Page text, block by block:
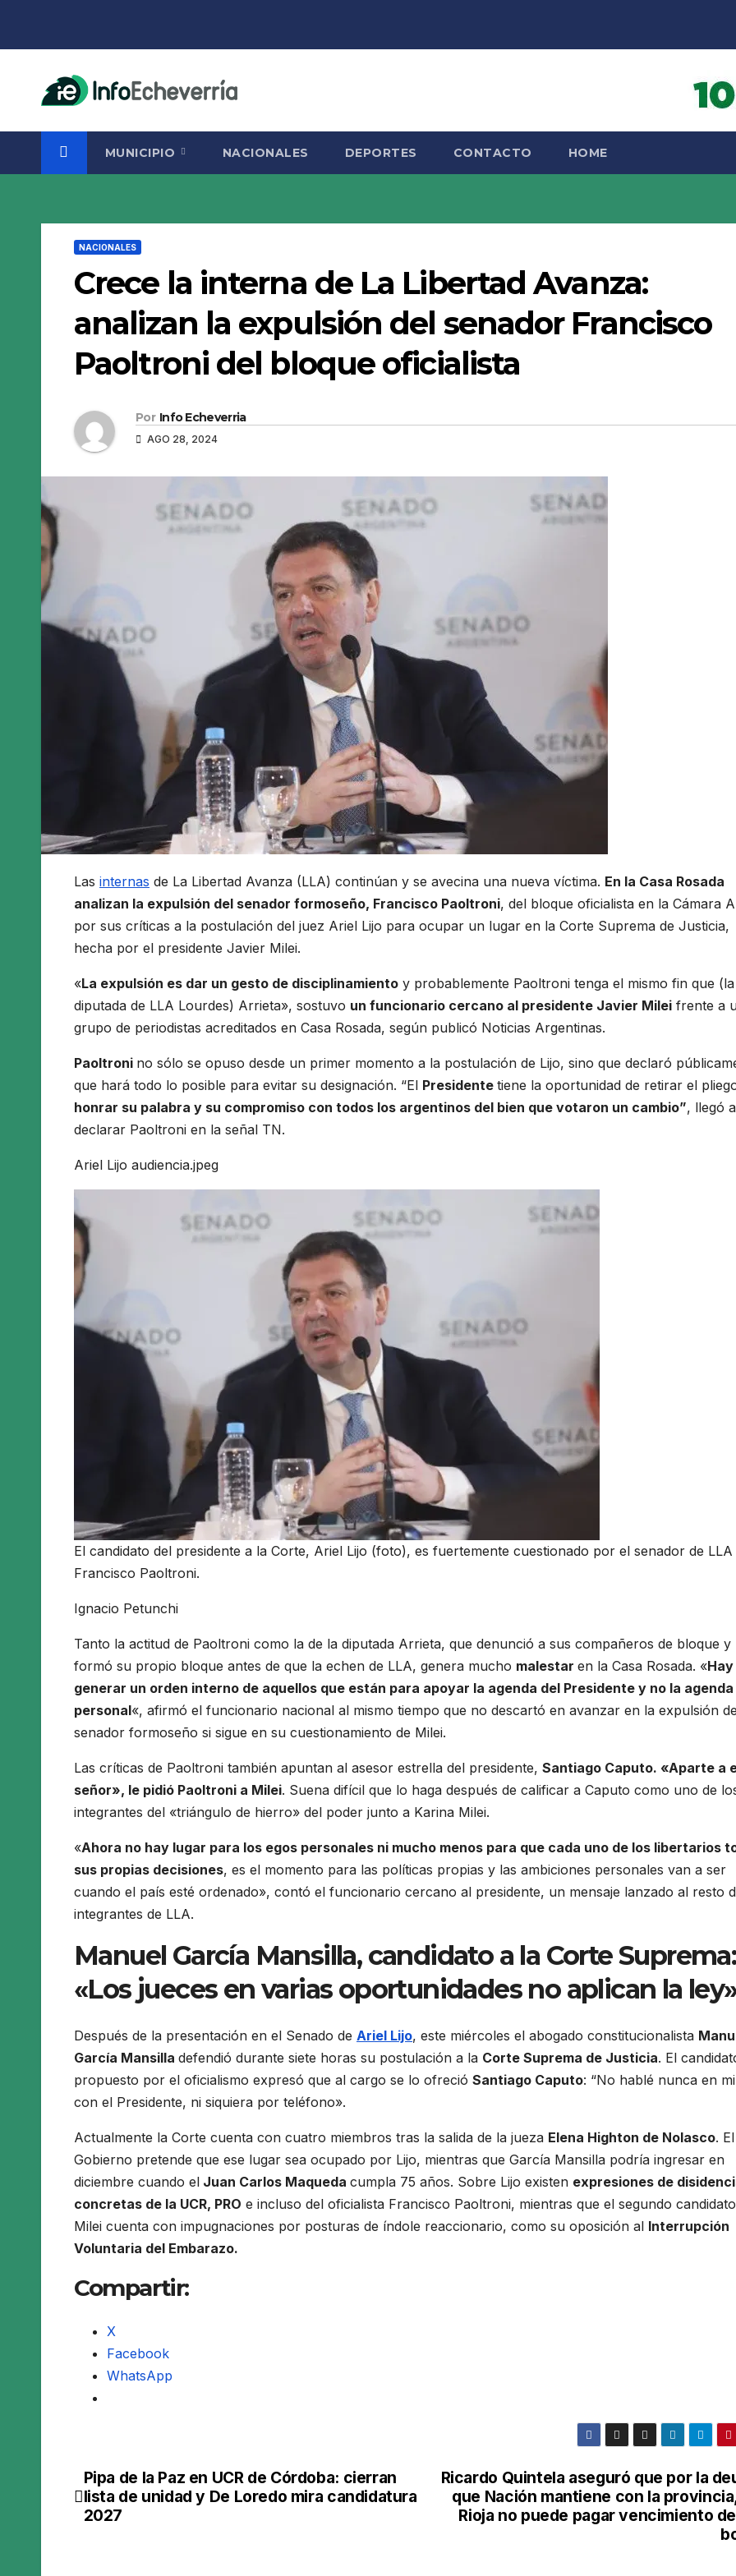
MUNICIPIO NACIONALES DEPORTES CONTACTO HOME
NACIONALES
Crece la interna de La Libertad Avanza:
analizan la expulsión del senador Francisco
Paoltroni del bloque oficialista
Por Info Echeverria
AGO 28, 2024
Las internas de La Libertad Avanza (LLA) continúan y se avecina una nueva víctima. En la Casa Rosada
analizan la expulsión del senador formoseño, Francisco Paoltroni, del bloque oficialista en la Cámara
por sus críticas a la postulación del juez Ariel Lijo para ocupar un lugar en la Corte Suprema de Justicia,
hecha por el presidente Javier Milei.
«La expulsión es dar un gesto de disciplinamiento y probablemente Paoltroni tenga el mismo fin que (la
diputada de LLA Lourdes) Arrieta», sostuvo un funcionario cercano al presidente Javier Milei frente a
grupo de periodistas acreditados en Casa Rosada, según publicó Noticias Argentinas.
Paoltroni no sólo se opuso desde un primer momento a la postulación de Lijo, sino que declaró
que hará todo lo posible para evitar su designación. “El Presidente tiene la oportunidad de retirar el
honrar su palabra y su compromiso con todos los argentinos del bien que votaron un cambio”, llegó a
declarar Paoltroni en la señal TN.
Ariel Lijo audiencia.jpeg
El candidato del presidente a la Corte, Ariel Lijo (foto), es fuertemente cuestionado por el senador de LLA
Francisco Paoltroni.
Ignacio Petunchi
Tanto la actitud de Paoltroni como la de la diputada Arrieta, que denunció a sus compañeros de bloque y
formó su propio bloque antes de que la echen de LLA, genera mucho malestar en la Casa Rosada. «
generar un orden interno de aquellos que están para apoyar la agenda del Presidente y no la agenda
personal«, afirmó el funcionario nacional al mismo tiempo que no descartó en avanzar en la expulsión
senador formoseño si sigue en su cuestionamiento de Milei.
Las críticas de Paoltroni también apuntan al asesor estrella del presidente, Santiago Caputo. «Aparte a
señor», le pidió Paoltroni a Milei. Suena difícil que lo haga después de calificar a Caputo como uno de
integrantes del «triángulo de hierro» del poder junto a Karina Milei.
«Ahora no hay lugar para los egos personales ni mucho menos para que cada uno de los libertarios
sus propias decisiones, es el momento para las políticas propias y las ambiciones personales van a ser
cuando el país esté ordenado», contó el funcionario cercano al presidente, un mensaje lanzado al resto
integrantes de LLA.
Manuel García Mansilla, candidato a la Corte Suprema:
«Los jueces en varias oportunidades no aplican la
Después de la presentación en el Senado de Ariel Lijo, este miércoles el abogado constitucionalista
García Mansilla defendió durante siete horas su postulación a la Corte Suprema de Justicia. El
propuesto por el oficialismo expresó que al cargo se lo ofreció Santiago Caputo: “No hablé nunca en
con el Presidente, ni siquiera por teléfono».
Actualmente la Corte cuenta con cuatro miembros tras la salida de la jueza Elena Highton de Nolasco. El
Gobierno pretende que ese lugar sea ocupado por Lijo, mientras que García Mansilla podría ingresar en
diciembre cuando el Juan Carlos Maqueda cumpla 75 años. Sobre Lijo existen expresiones de
concretas de la UCR, PRO e incluso del oficialista Francisco Paoltroni, mientras que el segundo
Milei cuenta con impugnaciones por posturas de índole reaccionario, como su oposición al Interrupción
Voluntaria del Embarazo.
Compartir:
X
Facebook
WhatsApp
Navegación
de
Ricardo Quintela aseguró que por la
que Nación mantiene con la
Rioja no puede pagar vencimiento
Pipa de la Paz en UCR de Córdoba: cierran
lista de unidad y De Loredo mira candidatura
2027